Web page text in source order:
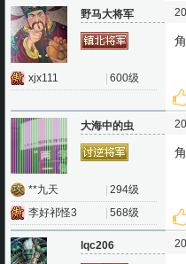
野马大将军
xjx111 600级
大海中的虫
**九天
294级
李好祁怪3
568级
lqc206